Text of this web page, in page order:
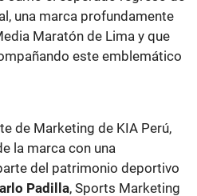
una marca profundamente
Maratón de Lima y que
este emblemático
de Marketing de KIA Perú,
la marca con una
del patrimonio deportivo
Padilla, Sports Marketing